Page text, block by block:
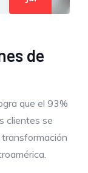
de
que el 93%
clientes se